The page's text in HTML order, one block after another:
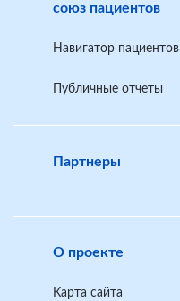
союз пациентов
Навигатор пациентов
Публичные отчеты
Партнеры
О проекте
Карта сайта